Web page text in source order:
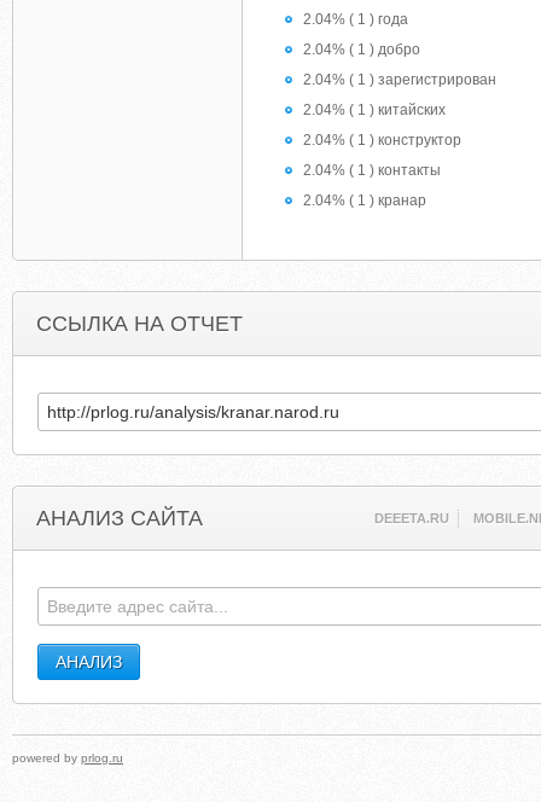
2.04% ( 1 ) года
2.04% ( 1 ) добро
2.04% ( 1 ) зарегистрирован
2.04% ( 1 ) китайских
2.04% ( 1 ) конструктор
2.04% ( 1 ) контакты
2.04% ( 1 ) кранар
ССЫЛКА НА ОТЧЕТ
АНАЛИЗ САЙТА DEEETA.RU
powered by prlog.ru